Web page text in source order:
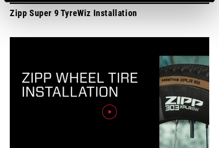
Zipp Super 9 TyreWiz Installation